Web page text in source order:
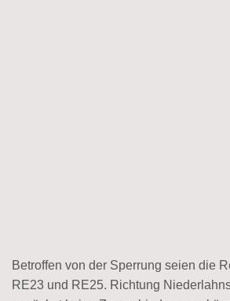
Betroffen von der Sperrung seien die
RE23 und RE25. Richtung